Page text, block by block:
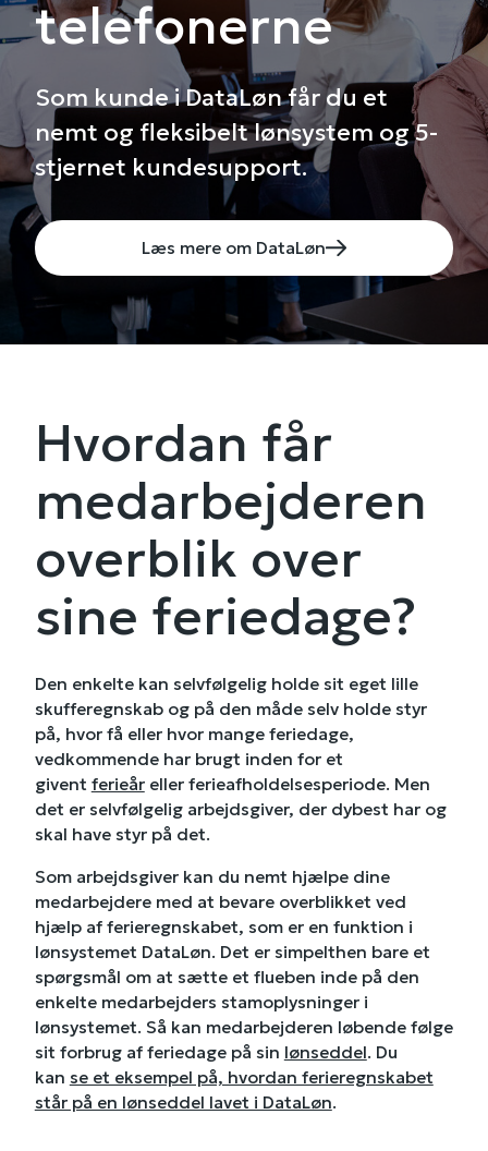
telefonerne
Som kunde i DataLøn får du et
nemt og fleksibelt lønsystem og 5-
stjernet kundesupport.
Læs mere om DataLøn
Hvordan får
medarbejderen
overblik over
sine feriedage?
Den enkelte kan selvfølgelig holde sit eget lille
skufferegnskab og på den måde selv holde styr
på, hvor få eller hvor mange feriedage,
vedkommende har brugt inden for et
givent ferieår eller ferieafholdelsesperiode. Men
det er selvfølgelig arbejdsgiver, der dybest har og
skal have styr på det.
Som arbejdsgiver kan du nemt hjælpe dine
medarbejdere med at bevare overblikket ved
hjælp af ferieregnskabet, som er en funktion i
lønsystemet DataLøn. Det er simpelthen bare et
spørgsmål om at sætte et flueben inde på den
enkelte medarbejders stamoplysninger i
lønsystemet. Så kan medarbejderen løbende følge
sit forbrug af feriedage på sin lønseddel. Du
kan se et eksempel på, hvordan ferieregnskabet
står på en lønseddel lavet i DataLøn.